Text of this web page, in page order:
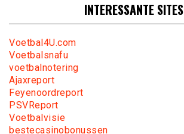
INTERESSANTE SITES
Voetbal4U.com
Voetbalsnafu
voetbalnotering
Ajaxreport
Feyenoordreport
PSVReport
Voetbalvisie
bestecasinobonussen